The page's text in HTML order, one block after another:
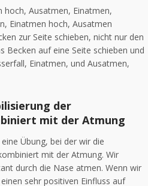
hoch, Ausatmen, Einatmen,
Einatmen hoch, Ausatmen
zur Seite schieben, nicht nur den
Becken auf eine Seite schieben und
Einatmen, und Ausatmen,
der
mit der Atmung
Übung, bei der wir die
mit der Atmung. Wir
durch die Nase atmen. Wenn wir
sehr positiven Einfluss auf